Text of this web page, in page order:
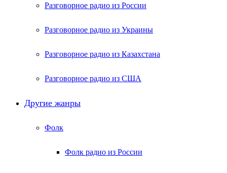
Разговорное радио из России
Разговорное радио из Украины
Разговорное радио из Казахстана
Разговорное радио из США
Другие жанры
Фолк
Фолк радио из России